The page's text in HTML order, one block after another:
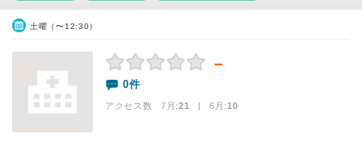
土曜（〜12:30）
－
0件
アクセス数 7月:21 | 6月:10